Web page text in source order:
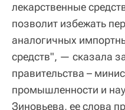
лекарственные
позволит избежать
аналогичных
средств", — сказала
правительства –
промышленности и
Зиновьева, ее слова